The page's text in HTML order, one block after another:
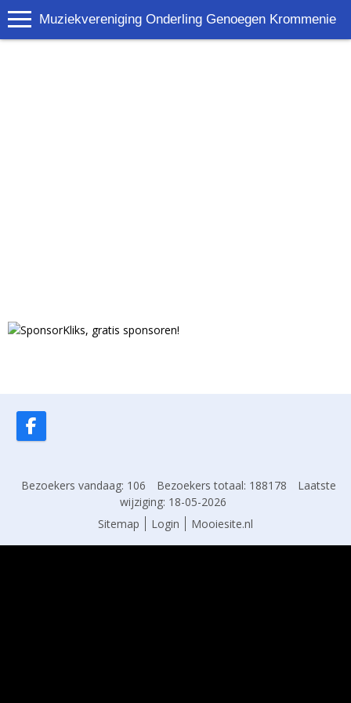
Muziekvereniging Onderling Genoegen Krommenie
Bezoekers vandaag: 106 Bezoekers totaal: 188178
Laatste
wijziging: 18-05-2026
Sitemap
Login Mooiesite.nl